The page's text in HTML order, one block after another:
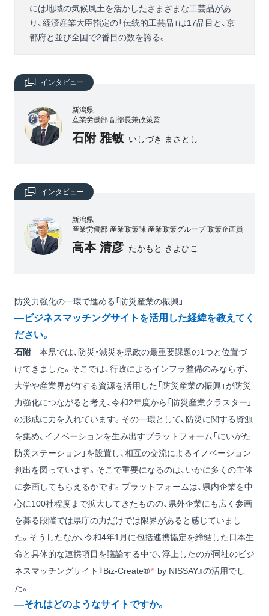
には地域の気候風土を活かしたさまざまな工芸品があ
り、経済産業大臣指定の「伝統的工芸品」は17品目と、京
都府と並び全国で2番目の数を誇る。
インタビュー
新潟県
産業労働部 副部長兼政策監
石附 雅敏 いしづき まさとし
インタビュー
新潟県
産業労働部 産業政策課 産業政策グループ 政策企画員
高本 清彦 たかもと きよひこ
防災力強化の一環で進める「防災産業の振興」
―ビジネスマッチングサイトを活用した経緯を教えてく
ださい。
石附 本県では、防災・減災を県政の最重要課題の1つと位置づ
けてきました。そこでは、行政によるインフラ整備のみならず、
大学や産業界が有する資源を活用した「防災産業の振興」が防災
力強化につながると考え、令和2年度から「防災産業クラスター」
の形成に力を入れています。その一環として、防災に関する資源
を集め、イノベーションを生み出すプラットフォーム「にいがた
防災ステーション」を設置し、相互の交流によるイノベーション
創出を図っています。そこで重要になるのは、いかに多くの主体
に参画してもらえるかです。プラットフォームは、県内企業を中
心に100社程度まで拡大してきたものの、県外企業にも広く参画
を募る段階では県庁の力だけでは限界があると感じていまし
た。そうしたなか、令和4年1月に包括連携協定を締結した日本生
命と具体的な連携項目を議論する中で、浮上したのが同社のビジ
ネスマッチングサイト『Biz-Create®* by NISSAY』の活用でし
た。
―それはどのようなサイトですか。